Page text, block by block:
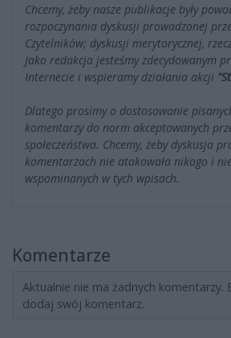
Chcemy, żeby nasze publikacje były
rozpoczynania dyskusji prowadzonej
Czytelników; dyskusji merytorycznej,
Jako redakcja jesteśmy zdecydowanym
Internecie i wspieramy działania akcji
Dlatego prosimy o dostosowanie
komentarzy do norm akceptowanych
społeczeństwa. Chcemy, żeby dyskusja
komentarzach nie atakowała nikogo i
wspominanych w tych wpisach.
Komentarze
Aktualnie nie ma żadnych komentarzy.
dodaj swój komentarz.